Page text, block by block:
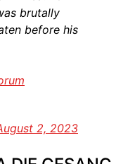
brutally
before his
2, 2023